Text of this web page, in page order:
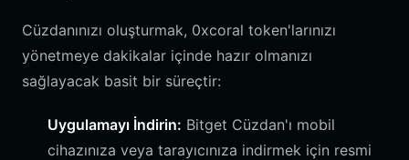
Cüzdanınızı oluşturmak, 0xcoral token'larınızı
yönetmeye dakikalar içinde hazır olmanızı
sağlayacak basit bir süreçtir:
Uygulamayı İndirin: Bitget Cüzdan'ı mobil
cihazınıza veya tarayıcınıza indirmek için resmi